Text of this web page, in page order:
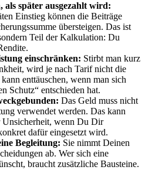
als später ausgezahlt wird:
Einstieg können die Beiträge
übersteigen. Das ist
Teil der Kalkulation: Du
einschränken: Stirbt man kurz
wird je nach Tarif nicht die
enttäuschen, wenn man sich
Schutz“ entschieden hat.
Das Geld muss nicht
verwendet werden. Das kann
Unsicherheit, wenn Du Dir
dafür eingesetzt wird.
Begleitung: Sie nimmt Deinen
ab. Wer sich eine
braucht zusätzliche Bausteine.